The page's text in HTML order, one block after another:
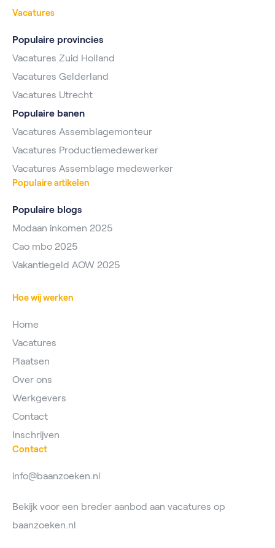
Vacatures
Populaire provincies
Vacatures Zuid Holland
Vacatures Gelderland
Vacatures Utrecht
Populaire banen
Vacatures Assemblagemonteur
Vacatures Productiemedewerker
Vacatures Assemblage medewerker
Populaire artikelen
Populaire blogs
Modaan inkomen 2025
Cao mbo 2025
Vakantiegeld AOW 2025
Hoe wij werken
Home
Vacatures
Plaatsen
Over ons
Werkgevers
Contact
Inschrijven
Contact
info@baanzoeken.nl
Bekijk voor een breder aanbod aan vacatures op
baanzoeken.nl